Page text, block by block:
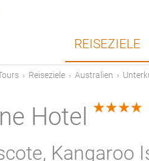
REISEZIELE
› Reiseziele › Australien ›
Hotel 4.0
Kangaroo